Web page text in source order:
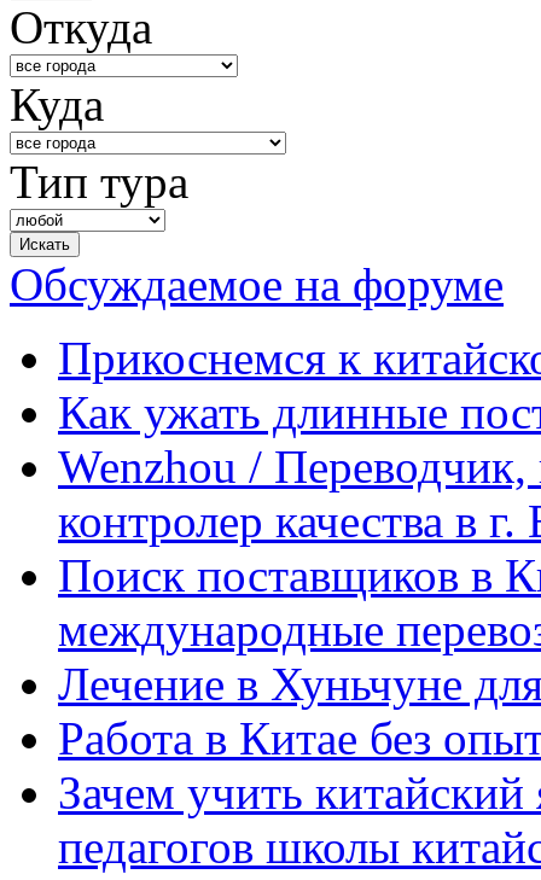
Откуда
Куда
Тип тура
Обсуждаемое на форуме
Прикоснемся к
Как ужать длинные
Wenzhou / Переводчик,
контролер качества в
Поиск поставщиков в
международные
Лечение в Хуньчуне
Работа в Китае без
Зачем учить
педагогов школы